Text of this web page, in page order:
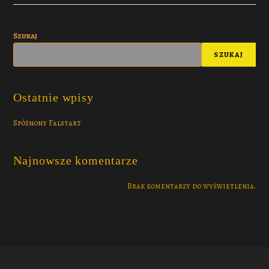
Szukaj
SZUKAJ
Ostatnie wpisy
Spóźnony Falstart
Najnowsze komentarze
Brak komentarzy do wyświetlenia.